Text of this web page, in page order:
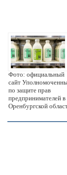
Фото: официальный
сайт
по защите прав
предпринимателей в
Оренбургской